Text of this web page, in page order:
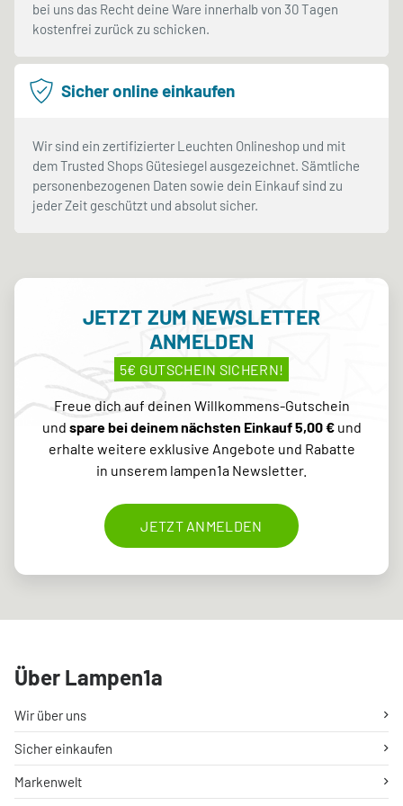
bei uns das Recht deine Ware innerhalb von 30 Tagen
kostenfrei zurück zu schicken.
Sicher online einkaufen
Wir sind ein zertifizierter Leuchten Onlineshop und mit
dem Trusted Shops Gütesiegel ausgezeichnet. Sämtliche
personenbezogenen Daten sowie dein Einkauf sind zu
jeder Zeit geschützt und absolut sicher.
JETZT ZUM NEWSLETTER
ANMELDEN
5€ GUTSCHEIN SICHERN!
Freue dich auf deinen Willkommens-Gutschein
und spare bei deinem nächsten Einkauf 5,00 €und
erhalte weitere exklusive Angebote und Rabatte
in unserem lampen1a Newsletter.
JETZT ANMELDEN
Über Lampen1a
Wir über uns
Sicher einkaufen
Markenwelt